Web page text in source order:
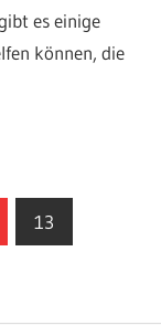
es einige
können, die
13